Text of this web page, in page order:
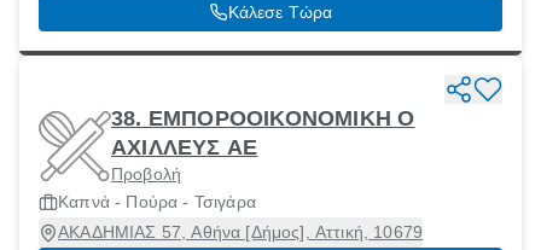
Κάλεσε Τώρα
38. ΕΜΠΟΡΟΟΙΚΟΝΟΜΙΚΗ Ο
ΑΧΙΛΛΕΥΣ ΑΕ
Προβολή
Καπνά - Πούρα - Τσιγάρα
ΑΚΑΔΗΜΙΑΣ 57, Αθήνα [Δήμος], Αττική, 10679